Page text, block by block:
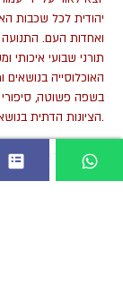
יהודית לכל שכבות
ואחדות העם. התנועה
תורני שבועי איכותי
האוכלוסייה
בשפה פשוטה, סיפורי
הציונות הדתית בנושא קרוב לבבות ועוד.